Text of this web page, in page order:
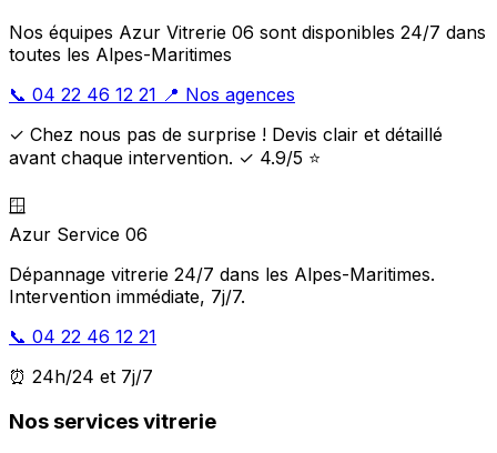
Nos équipes Azur Vitrerie 06 sont disponibles 24/7 dans
toutes les Alpes-Maritimes
📞 04 22 46 12 21 📍 Nos agences
✓ Chez nous pas de surprise ! Devis clair et détaillé
avant chaque intervention. ✓ 4.9/5 ⭐
🪟
Azur Service 06
Dépannage vitrerie 24/7 dans les Alpes-Maritimes.
Intervention immédiate, 7j/7.
📞 04 22 46 12 21
⏰ 24h/24 et 7j/7
Nos services vitrerie